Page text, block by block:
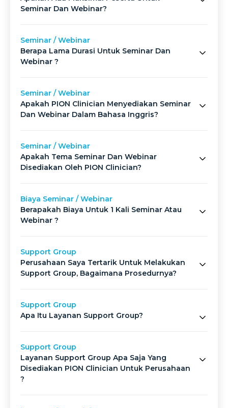
Seminar Dan Webinar?
Seminar / Webinar
Berapa Lama Durasi Untuk Seminar Dan
Webinar ?
Seminar / Webinar
Apakah PION Clinician Menyediakan Seminar
Dan Webinar Dalam Bahasa Inggris?
Seminar / Webinar
Apakah Tema Seminar Dan Webinar
Disediakan Oleh PION Clinician?
Biaya Seminar / Webinar
Berapakah Biaya Untuk 1 Kali Seminar Atau
Webinar ?
Support Group
Perusahaan Saya Tertarik Untuk Melakukan
Support Group, Bagaimana Prosedurnya?
Support Group
Apa Itu Layanan Support Group?
Support Group
Layanan Support Group Apa Saja Yang
Disediakan PION Clinician Untuk Perusahaan
?